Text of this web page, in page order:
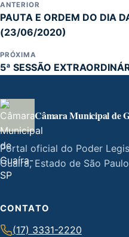
ANTERIOR
PAUTA E ORDEM DO DIA
(23/06/2020)
PRÓXIMA
5ª SESSÃO
Câmara Municipal de
Portal oficial do Poder
Guaíra, Estado de São
CONTATO
(17) 3331-2220